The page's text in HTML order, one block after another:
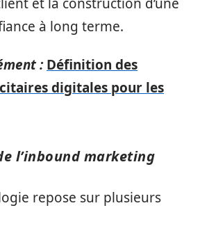
à long terme.
: Définition des
digitales pour les
l’inbound marketing
repose sur plusieurs